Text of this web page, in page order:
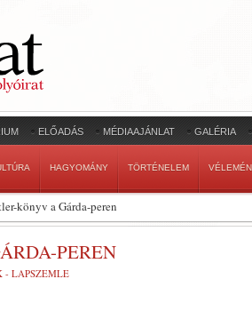
ELŐADÁS MÉDIAAJÁNLAT GALÉRIA
HAGYOMÁNY TÖRTÉNELEM
könyv a Gárda-peren
PEREN
- LAPSZEMLE